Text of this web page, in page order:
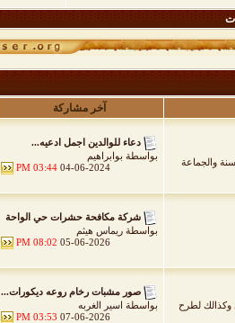
آخر مشاركة
والجماعة
دعاء للوالدين اجمل ادعيه...
بواسطة بوابراهيم
04-06-2024
03:44 PM
شركة مكافحة حشرات حي الواحة
بواسطة ريماس هيثم
05-06-2026
08:02 PM
وكذالك لطرح
صور مشبات رخام روعه ديكورات...
بواسطة اسير الغربه
07-06-2026
03:53 PM